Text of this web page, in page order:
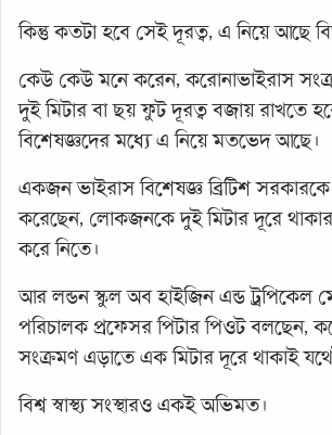
কিন্তু কতটা হবে সেই দূরত্ব, এ নিয়ে আছে
কেউ কেউ মনে করেন, করোনাভাইরাস
দুই মিটার বা ছয় ফুট দূরত্ব বজায় রাখতে
বিশেষজ্ঞদের মধ্যে এ নিয়ে মতভেদ আছে।
একজন ভাইরাস বিশেষজ্ঞ ব্রিটিশ
করেছেন, লোকজনকে দুই মিটার দূরে থাকার
করে নিতে।
আর লন্ডন স্কুল অব হাইজিন এন্ড ট্রপিকেল
পরিচালক প্রফেসর পিটার পিওট বলছেন,
সংক্রমণ এড়াতে এক মিটার দূরে থাকাই
বিশ্ব স্বাস্থ্য সংস্থারও একই অভিমত।